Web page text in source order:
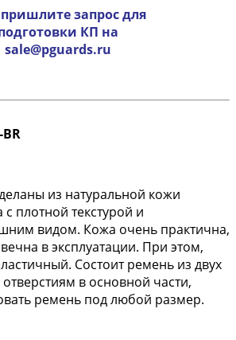
запрос для
КП на
sale@pguards.ru
из натуральной кожи
с плотной текстурой и
видом. Кожа очень практична,
в эксплуатации. При этом,
Состоит ремень из двух
в основной части,
ремень под любой размер.